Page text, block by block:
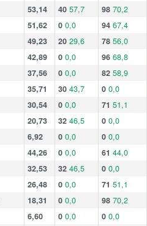
53,14 40 57,7 98 70,2
51,62 0 0,0 94 67,4
49,23 20 29,6 78 56,0
42,89 0 0,0 96 68,8
37,56 0 0,0 82 58,9
35,71 30 43,7 0 0,0
30,54 0 0,0 71 51,1
20,73 32 46,5 0 0,0
6,92 0 0,0 0 0,0
44,26 0 0,0 61 44,0
32,53 32 46,5 0 0,0
26,48 0 0,0 71 51,1
18,31 0 0,0 98 70,2
6,60 0 0,0 0 0,0